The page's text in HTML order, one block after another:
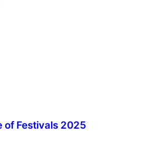
of Festivals 2025